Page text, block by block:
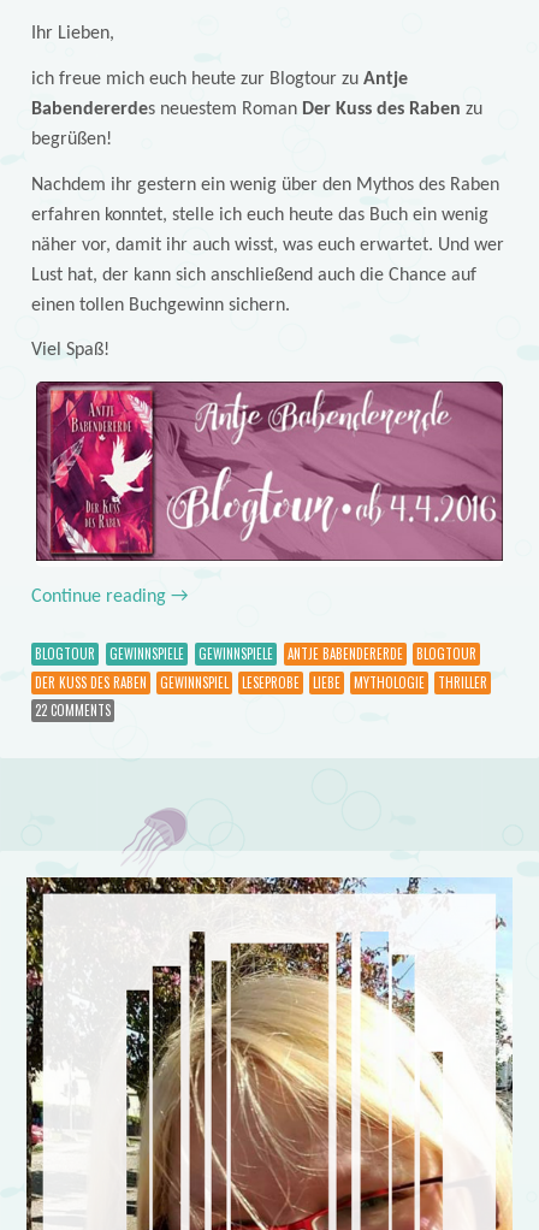
Ihr Lieben,
ich freue mich euch heute zur Blogtour zu Antje
Babendererdes neuestem Roman Der Kuss des Raben zu
begrüßen!
Nachdem ihr gestern ein wenig über den Mythos des Raben
erfahren konntet, stelle ich euch heute das Buch ein wenig
näher vor, damit ihr auch wisst, was euch erwartet. Und wer
Lust hat, der kann sich anschließend auch die Chance auf
einen tollen Buchgewinn sichern.
Viel Spaß!
Continue reading →
BLOGTOUR GEWINNSPIELE GEWINNSPIELE ANTJE BABENDERERDE
BLOGTOUR
DER KUSS DES RABEN
GEWINNSPIEL LESEPROBE LIEBE MYTHOLOGIE
THRILLER
22 COMMENTS
Post navigation